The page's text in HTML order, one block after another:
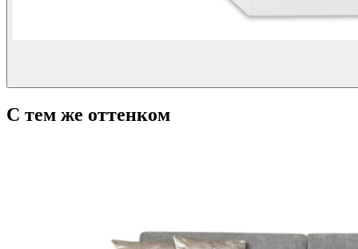
С тем же оттенком